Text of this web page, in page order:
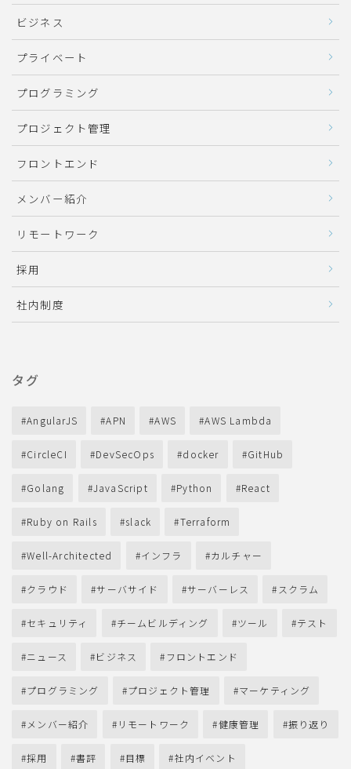
ビジネス
プライベート
プログラミング
プロジェクト管理
フロントエンド
メンバー紹介
リモートワーク
採用
社内制度
タグ
AngularJS APN AWS AWS Lambda
CircleCI DevSecOps docker GitHub
Golang JavaScript Python React
Ruby on Rails slack Terraform
Well-Architected インフラ カルチャー
クラウド サーバサイド サーバーレス スクラム
セキュリティ チームビルディング ツール テスト
ニュース ビジネス フロントエンド
プログラミング プロジェクト管理 マーケティング
メンバー紹介 リモートワーク 健康管理 振り返り
採用 書評 目標 社内イベント